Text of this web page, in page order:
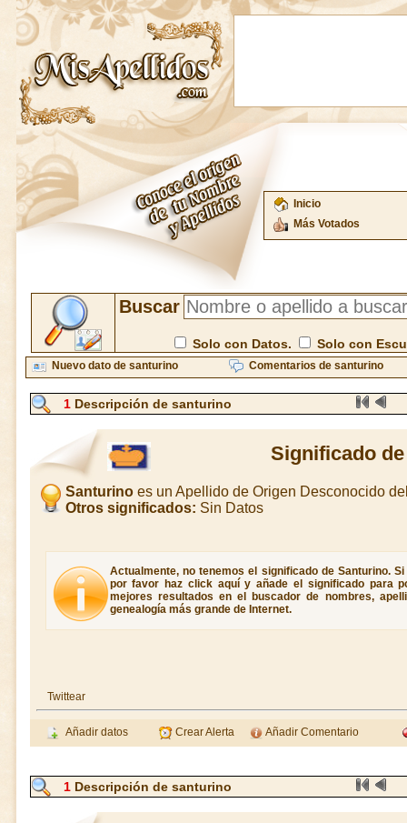
Inicio
Más Votados
Buscar
Solo con Datos. Solo con
Nuevo dato de santurino Comentarios de santurino
1 Descripción de santurino
Significado
Santurinoes un Apellido de Origen Desconocido
Otros significados: Sin Datos
Actualmente, no tenemos el significado de Santurino.
por favor haz click aquí y añade el significado para
mejores resultados en el buscador de nombres,
genealogía más grande de Internet.
Twittear
Añadir datos Crear Alerta Añadir Comentario
1 Descripción de santurino